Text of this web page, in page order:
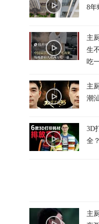
8年
主
生
吃
主
潮
3D
全？
主